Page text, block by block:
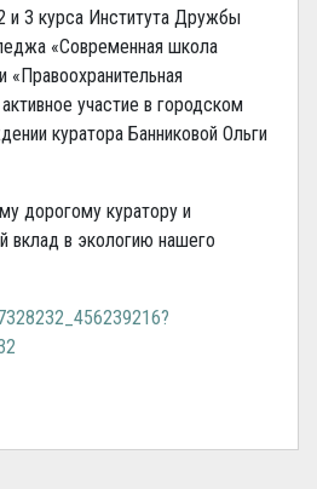
и 3 курса Института Дружбы
«Современная школа
«Правоохранительная
участие в городском
куратора Банниковой Ольги
дорогому куратору и
вклад в экологию нашего